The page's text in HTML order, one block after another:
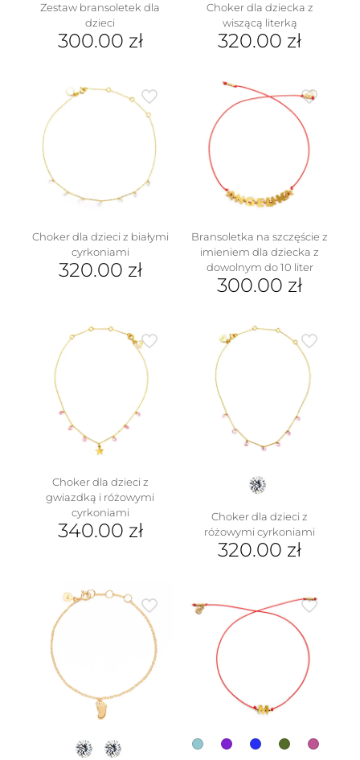
Zestaw bransoletek dla
dzieci
300.00 zł
Choker dla dziecka z
wiszącą literką
320.00 zł
ma
wiele
wariantów.
stronie
Choker dla dzieci z białymi
cyrkoniami
320.00 zł
Bransoletka na szczęście z
imieniem dla dziecka z
dowolnym do 10 liter
300.00 zł
Choker dla dzieci z
gwiazdką i różowymi
cyrkoniami
340.00 zł
Choker dla dzieci z
różowymi cyrkoniami
320.00 zł